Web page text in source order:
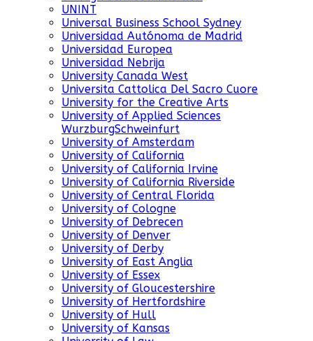
UNINT
Universal Business School Sydney
Universidad Autónoma de Madrid
Universidad Europea
Universidad Nebrija
University Canada West
Universita Cattolica Del Sacro Cuore
University for the Creative Arts
University of Applied Sciences
WurzburgSchweinfurt
University of Amsterdam
University of California
University of California Irvine
University of California Riverside
University of Central Florida
University of Cologne
University of Debrecen
University of Denver
University of Derby
University of East Anglia
University of Essex
University of Gloucestershire
University of Hertfordshire
University of Hull
University of Kansas